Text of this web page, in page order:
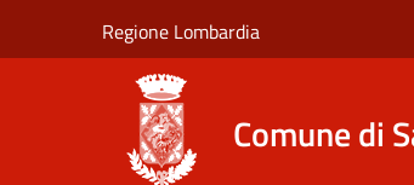
Regione Lombardia
Comune di